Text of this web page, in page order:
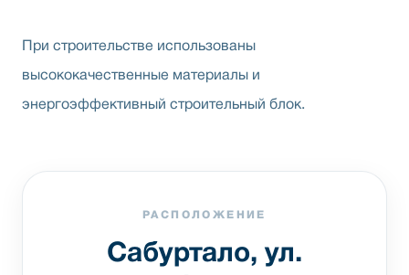
При строительстве использованы
высококачественные материалы и
энергоэффективный строительный блок.
РАСПОЛОЖЕНИЕ
Сабуртало, ул.